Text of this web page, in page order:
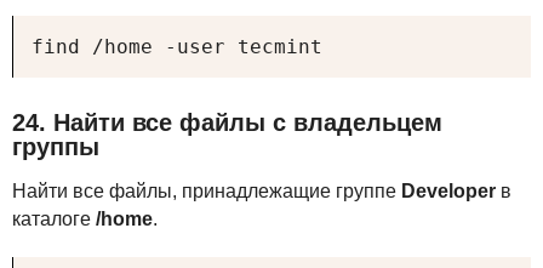
find /home -user tecmint
24. Найти все файлы с владельцем
группы
Найти все файлы, принадлежащие группе Developer в
каталоге /home.